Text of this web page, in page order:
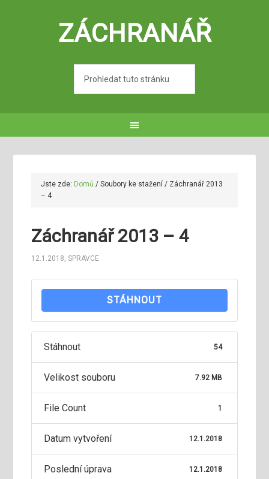
ZÁCHRANÁŘ
Jste zde: Domů / Soubory ke stažení/ Záchranář 2013
– 4
Záchranář 2013 – 4
12.1.2018,SPRAVCE
STÁHNOUT
Stáhnout 54
Velikost souboru 7.92 MB
File Count 1
Datum vytvoření 12.1.2018
Poslední úprava 12.1.2018